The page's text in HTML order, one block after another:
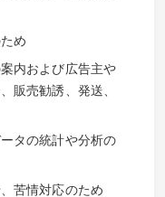
め
内および広告主や
販売勧誘、発送、
タの統計や分析の
苦情対応のため